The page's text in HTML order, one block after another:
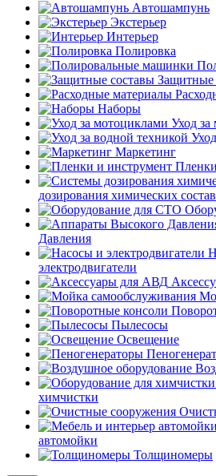
Автошампунь
Экстерьер
Интерьер
Полировка
Защитные
Наборы
Уход
Маркетинг
дозирования химических
Давления
электродвигатели
Пылесосы
Освещение
химчистки
автомойки
Толщиномеры